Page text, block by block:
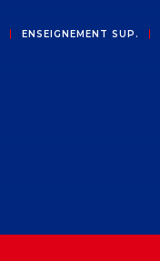
ENSEIGNEMENT SUP.